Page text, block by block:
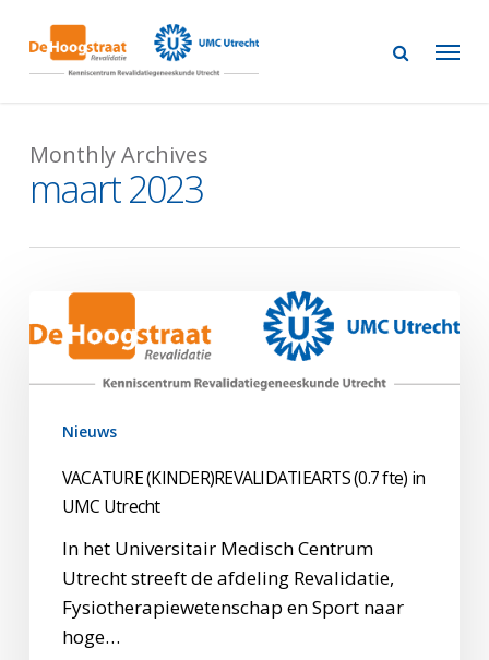
main
Monthly Archives
maart 2023
VACATURE
(KINDER)REVALIDATIEARTS
fte)
Utrecht
Nieuws
VACATURE (KINDER)REVALIDATIEARTS (0.7 fte) in
UMC Utrecht
In het Universitair Medisch Centrum
Utrecht streeft de afdeling Revalidatie,
Fysiotherapiewetenschap en Sport naar
hoge…